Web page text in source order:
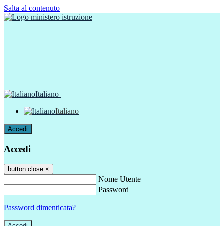
Salta al contenuto
Italiano
Italiano
Accedi
Accedi
button close ×
Nome Utente
Password
Password dimenticata?